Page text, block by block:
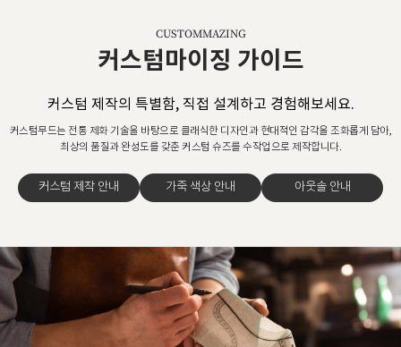
CUSTOMMAZING
커스텀마이징 가이드
커스텀 제작의 특별함, 직접 설계하고 경험해보세요.
커스텀무드는 전통 제화 기술을 바탕으로 클래식한 디자인과 현대적인 감각을 조화롭게 담아,
최상의 품질과 완성도를 갖춘 커스텀 슈즈를 수작업으로 제작합니다.
커스텀 제작 안내 가죽 색상 안내 아웃솔 안내